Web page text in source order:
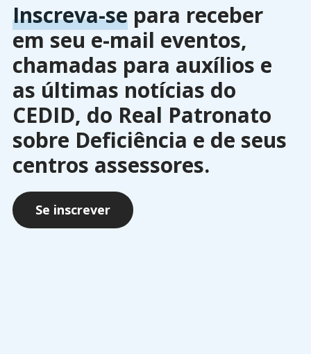
Inscreva-separa receber
em seu e-mail eventos,
chamadas para auxílios e
as últimas notícias do
CEDID, do Real Patronato
sobre Deficiência e de seus
centros assessores.
Se inscrever